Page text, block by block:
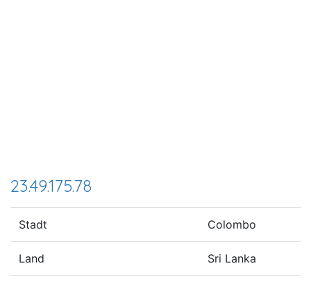
23.49.175.78
Stadt Colombo
Land Sri Lanka